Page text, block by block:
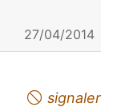
27/04/2014
signaler